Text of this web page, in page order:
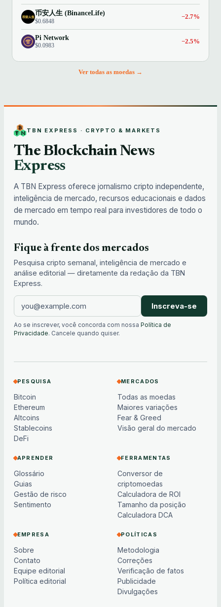
币安人生 (BinanceLife)
$0.6848
−2.7%
Pi Network
$0.0983
−2.5%
Ver todas as moedas →
TBN EXPRESS · CRYPTO & MARKETS
The Blockchain News
Express
A TBN Express oferece jornalismo cripto independente,
inteligência de mercado, recursos educacionais e dados
de mercado em tempo real para investidores de todo o
mundo.
Fique à frente dos mercados
Pesquisa cripto semanal, inteligência de mercado e
análise editorial — diretamente da redação da TBN
Express.
Inscreva-se
Ao se inscrever, você concorda com nossa Política de
Privacidade. Cancele quando quiser.
PESQUISA
Bitcoin
Ethereum
Altcoins
Stablecoins
DeFi
MERCADOS
Todas as moedas
Maiores variações
Fear & Greed
Visão geral do mercado
APRENDER
Glossário
Guias
Gestão de risco
Sentimento
FERRAMENTAS
Conversor de
criptomoedas
Calculadora de ROI
Tamanho da posição
Calculadora DCA
EMPRESA
Sobre
Contato
Equipe editorial
Política editorial
POLÍTICAS
Metodologia
Correções
Verificação de fatos
Publicidade
Divulgações